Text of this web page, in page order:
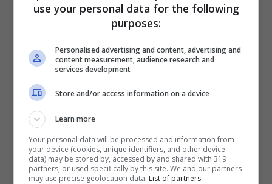
L’accordo di patchouli del profumo
originale si trasforma in una versione
ancora più profonda e misteriosa che apre
con un accordo di ananas succoso per
lasciare poi il posto al cocco e ai fiori di
tiarè. Un infuso di vaniglia Bourbon del
Madagascar, patchouli e ambra chiudono
questa fragranza super sensuale.
use your personal data for the following
purposes:
Personalised advertising and content, advertising and
content measurement, audience research and
services development
Store and/or access information on a device
Learn more
Your personal data will be processed and information from
your device (cookies, unique identifiers, and other device
data) may be stored by, accessed by and shared with 319
partners, or used specifically by this site. We and our partners
may use precise geolocation data. List of partners.